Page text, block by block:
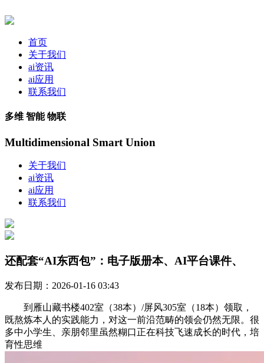
首页
关于我们
ai资讯
ai应用
联系我们
多维 智能 物联
Multidimensional Smart Union
关于我们
ai资讯
ai应用
联系我们
还配套“AI东西包”：电子版册本、AI平台课件、
发布日期：2026-01-16 03:43
到雁山藏书楼402室（38本）/屏风305室（18本）领取，
既熬炼本人的实践能力，对这一前沿范畴的领会仍然无限。很
多中小学生、亲朋邻里虽然糊口正在科技飞速成长的时代，培
育性思维